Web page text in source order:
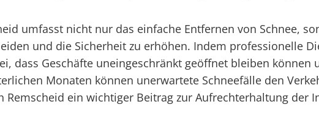
umfasst nicht nur das einfache Entfernen von Schnee,
und die Sicherheit zu erhöhen. Indem professionelle
dass Geschäfte uneingeschränkt geöffnet bleiben
Monaten können unerwartete Schneefälle den
Remscheid ein wichtiger Beitrag zur Aufrechterhaltung der